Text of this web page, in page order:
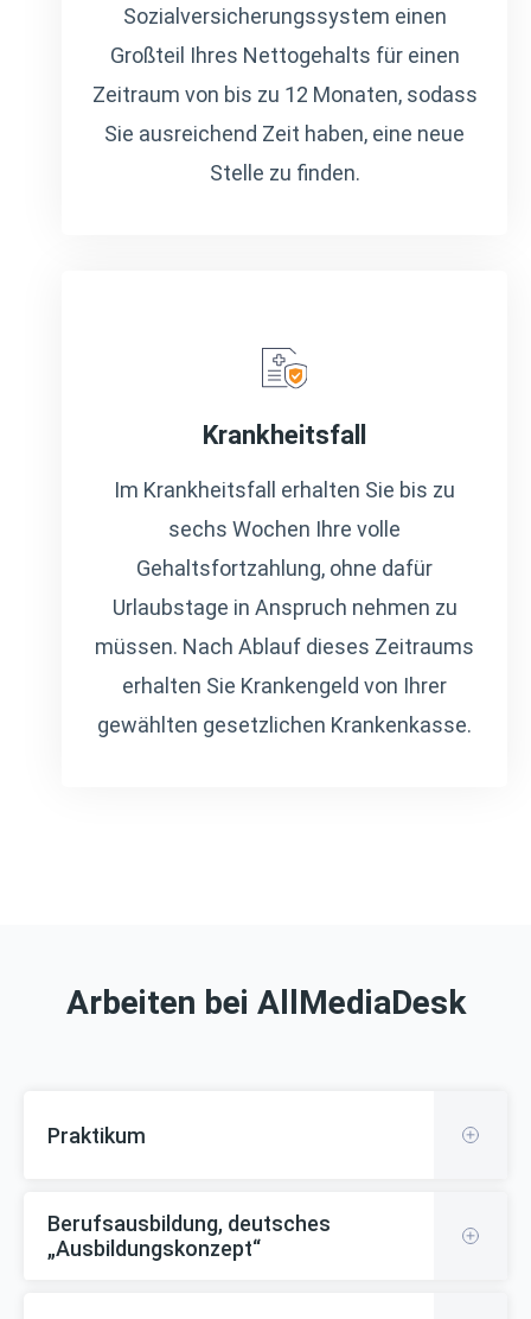
Sozialversicherungssystem einen
Großteil Ihres Nettogehalts für einen
Zeitraum von bis zu 12 Monaten, sodass
Sie ausreichend Zeit haben, eine neue
Stelle zu finden.
Krankheitsfall
Im Krankheitsfall erhalten Sie bis zu
sechs Wochen Ihre volle
Gehaltsfortzahlung, ohne dafür
Urlaubstage in Anspruch nehmen zu
müssen. Nach Ablauf dieses Zeitraums
erhalten Sie Krankengeld von Ihrer
gewählten gesetzlichen Krankenkasse.
Arbeiten bei AllMediaDesk
Praktikum
Berufsausbildung, deutsches
„Ausbildungskonzept“